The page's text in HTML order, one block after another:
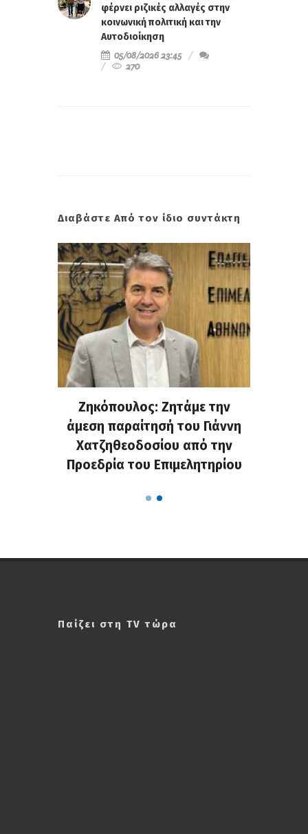
φέρνει ριζικές αλλαγές στην
κοινωνική πολιτική και την
Αυτοδιοίκηση
05/08/2026 23:45
270
Διαβάστε Από τον ίδιο συντάκτη
Ζηκόπουλος: Ζητάμε την
άμεση παραίτησή του Γιάννη
Χατζηθεοδοσίου από την
Προεδρία του Επιμελητηρίου
Παίζει στη TV τώρα